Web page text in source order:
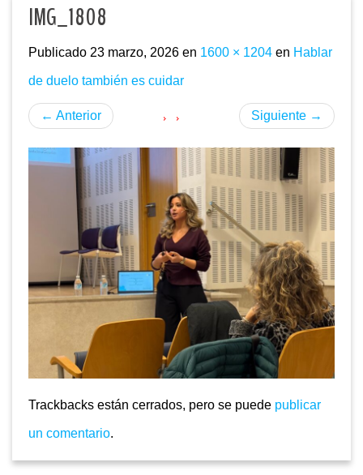
IMG_1808
Publicado 23 marzo, 2026 en 1600 × 1204 en Hablar
de duelo también es cuidar
← Anterior Siguiente →
Trackbacks están cerrados, pero se puede publicar
un comentario.